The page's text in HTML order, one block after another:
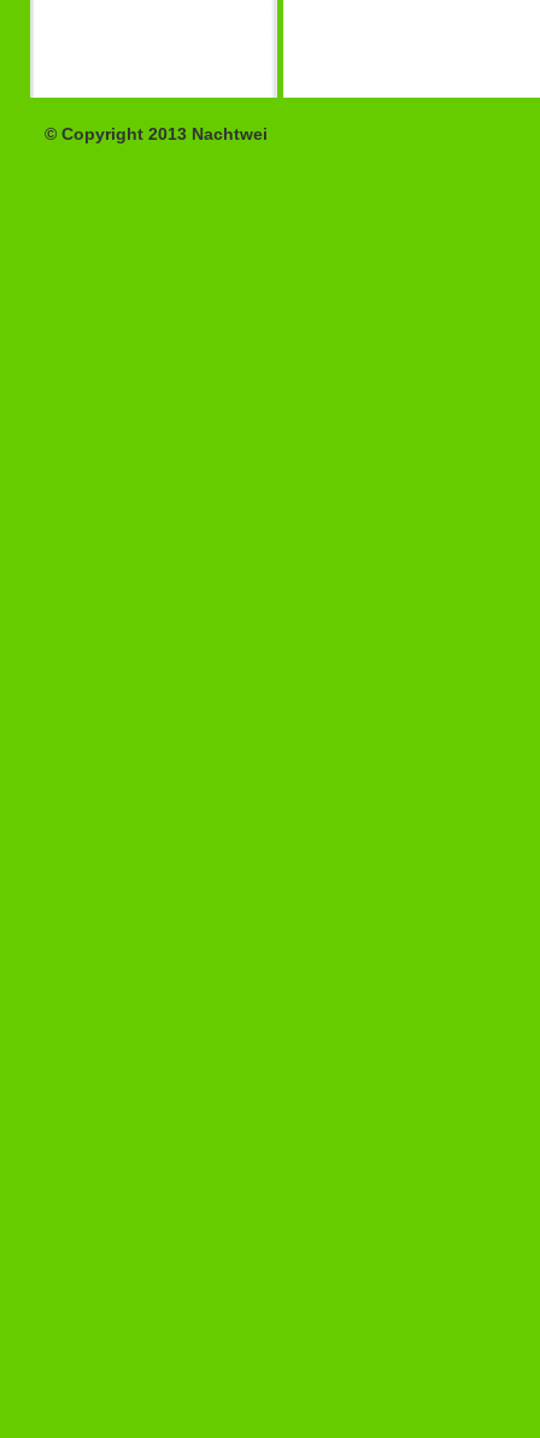
© Copyright 2013 Nachtwei